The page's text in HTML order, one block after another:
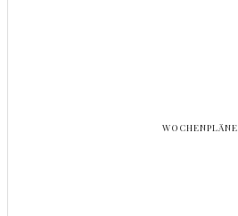
WOCHENPLÄNE